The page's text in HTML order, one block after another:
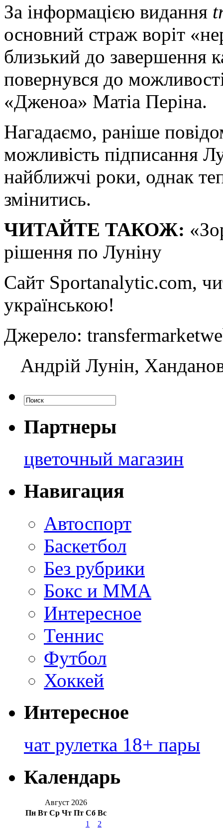
За інформацією видання
основний страж воріт
близький до завершення
повернувся до
«Дженоа» Матіа Періна.
Нагадаємо, раніше
можливість підписання
найближчі роки, однак
змінитись.
ЧИТАЙТЕ ТАКОЖ:
рішення по Луніну
Сайт Sportanalytic.com,
українською!
Джерело:
Андрій Лунін,
Партнеры
цветочный магазин
Навигация
Автоспорт
Баскетбол
Без рубрики
Бокс и ММА
Интересное
Теннис
Футбол
Хоккей
Интересное
чат рулетка 18+ пары
Календарь
Август 2026
Пн Вт Ср Чт Пт Сб Вс
1
2